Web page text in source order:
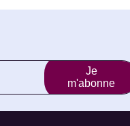
Je
m'abonne